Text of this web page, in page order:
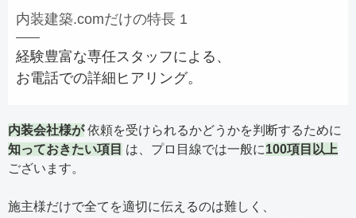
内装建築.comだけの特長 1
経験豊富な専任スタッフによる、
お電話での詳細ヒアリング。
内装会社様が依頼を受けられるかどうかを判断するために
知っておきたい項目 は、プロ目線では一般に100項目以上
ございます。
施主様だけで全てを適切に伝えるのは難しく、